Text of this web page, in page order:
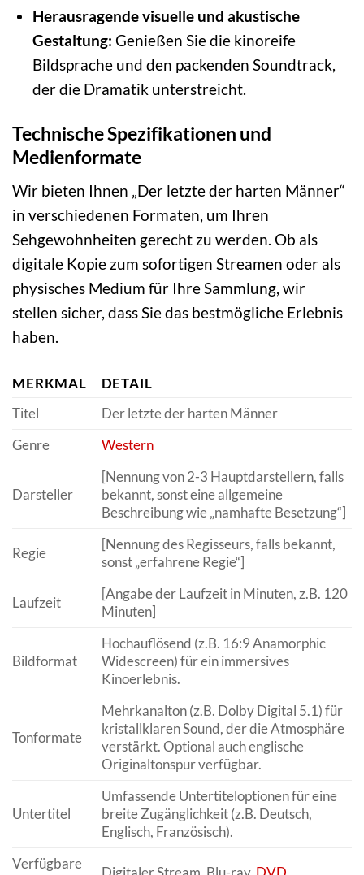
Herausragende visuelle und akustische
Gestaltung: Genießen Sie die kinoreife
Bildsprache und den packenden Soundtrack,
der die Dramatik unterstreicht.
Technische Spezifikationen und
Medienformate
Wir bieten Ihnen „Der letzte der harten Männer“
in verschiedenen Formaten, um Ihren
Sehgewohnheiten gerecht zu werden. Ob als
digitale Kopie zum sofortigen Streamen oder als
physisches Medium für Ihre Sammlung, wir
stellen sicher, dass Sie das bestmögliche Erlebnis
haben.
MERKMAL
DETAIL
Titel
Der letzte der harten Männer
Genre
Western
Darsteller
[Nennung von 2-3 Hauptdarstellern, falls
bekannt, sonst eine allgemeine
Beschreibung wie „namhafte Besetzung“]
Regie
[Nennung des Regisseurs, falls bekannt,
sonst „erfahrene Regie“]
Laufzeit
[Angabe der Laufzeit in Minuten, z.B. 120
Minuten]
Bildformat
Hochauflösend (z.B. 16:9 Anamorphic
Widescreen) für ein immersives
Kinoerlebnis.
Tonformate
Mehrkanalton (z.B. Dolby Digital 5.1) für
kristallklaren Sound, der die Atmosphäre
verstärkt. Optional auch englische
Originaltonspur verfügbar.
Untertitel
Umfassende Untertiteloptionen für eine
breite Zugänglichkeit (z.B. Deutsch,
Englisch, Französisch).
Verfügbare